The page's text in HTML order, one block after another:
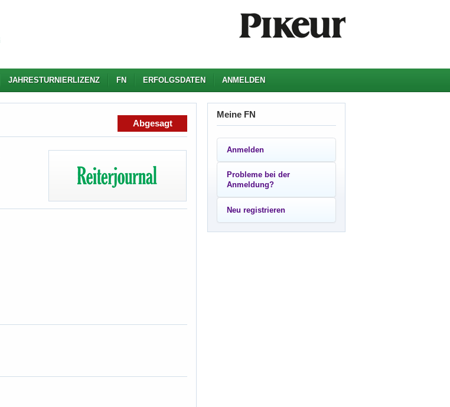
JAHRESTURNIERLIZENZ FN ERFOLGSDATEN ANMELDEN
Abgesagt
Meine FN
Anmelden
Probleme bei der
Anmeldung?
Neu registrieren